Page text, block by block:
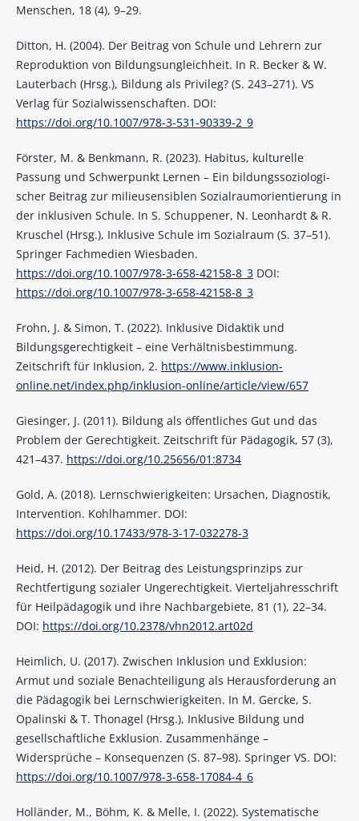
Menschen, 18 (4), 9–29.
Ditton, H. (2004). Der Beitrag von Schule und Lehrern zur
Reproduktion von Bildungsungleichheit. In R. Becker & W.
Lauterbach (Hrsg.), Bildung als Privileg? (S. 243–271). VS
Verlag für Sozialwissenschaften. DOI:
https://doi.org/10.1007/978-3-531-90339-2_9
Förster, M. & Benkmann, R. (2023). Habitus, kulturelle
Passung und Schwerpunkt Lernen – Ein bildungssoziologi-
scher Beitrag zur milieusensiblen Sozialraumorientierung in
der inklusiven Schule. In S. Schuppener, N. Leonhardt & R.
Kruschel (Hrsg.), Inklusive Schule im Sozialraum (S. 37–51).
Springer Fachmedien Wiesbaden.
https://doi.org/10.1007/978-3-658-42158-8_3DOI:
https://doi.org/10.1007/978-3-658-42158-8_3
Frohn, J. & Simon, T. (2022). Inklusive Didaktik und
Bildungsgerechtigkeit – eine Verhältnisbestimmung.
Zeitschrift für Inklusion, 2. https://www.inklusion-
online.net/index.php/inklusion-online/article/view/657
Giesinger, J. (2011). Bildung als öffentliches Gut und das
Problem der Gerechtigkeit. Zeitschrift für Pädagogik, 57 (3),
421–437. https://doi.org/10.25656/01:8734
Gold, A. (2018). Lernschwierigkeiten: Ursachen, Diagnostik,
Intervention. Kohlhammer. DOI:
https://doi.org/10.17433/978-3-17-032278-3
Heid, H. (2012). Der Beitrag des Leistungsprinzips zur
Rechtfertigung sozialer Ungerechtigkeit. Vierteljahresschrift
für Heilpädagogik und ihre Nachbargebiete, 81 (1), 22–34.
DOI: https://doi.org/10.2378/vhn2012.art02d
Heimlich, U. (2017). Zwischen Inklusion und Exklusion:
Armut und soziale Benachteiligung als Herausforderung an
die Pädagogik bei Lernschwierigkeiten. In M. Gercke, S.
Opalinski & T. Thonagel (Hrsg.), Inklusive Bildung und
gesellschaftliche Exklusion. Zusammenhänge –
Widersprüche – Konsequenzen (S. 87–98). Springer VS. DOI:
https://doi.org/10.1007/978-3-658-17084-4_6
Holländer, M., Böhm, K. & Melle, I. (2022). Systematische